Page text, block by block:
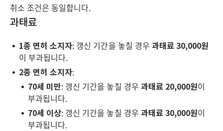
취소 조건은 동일합니다.
과태료
1종 면허 소지자: 갱신 기간을 놓칠 경우 과태료 30,000원
이 부과됩니다.
2종 면허 소지자:
70세 미만: 갱신 기간을 놓칠 경우 과태료 20,000원이
부과됩니다.
70세 이상: 갱신 기간을 놓칠 경우 과태료 30,000원이
부과됩니다.